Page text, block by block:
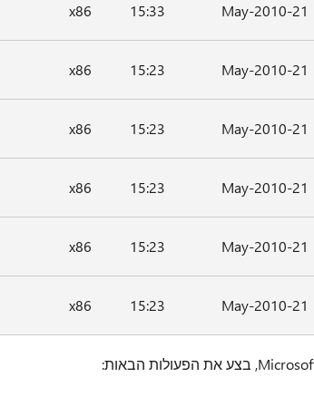
21-May-2010
15:33
x86
21-May-2010
15:23
x86
21-May-2010
15:23
x86
21-May-2010
15:23
x86
21-May-2010
15:23
x86
21-May-2010
15:23
x86